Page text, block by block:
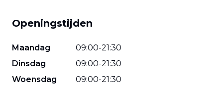
Openingstijden
Maandag 09:00-21:30
Dinsdag
09:00-21:30
Woensdag
09:00-21:30